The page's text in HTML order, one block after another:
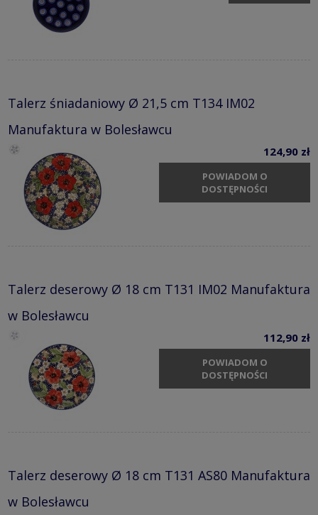
Talerz śniadaniowy Ø 21,5 cm T134 IM02
Manufaktura w Bolesławcu
124,90 zł
POWIADOM O
DOSTĘPNOŚCI
Talerz deserowy Ø 18 cm T131 IM02 Manufaktura
w Bolesławcu
112,90 zł
POWIADOM O
DOSTĘPNOŚCI
Talerz deserowy Ø 18 cm T131 AS80 Manufaktura
w Bolesławcu